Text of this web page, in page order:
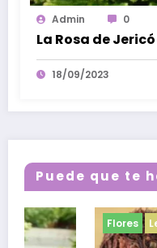
Admin 0
La Rosa de Jericó
18/09/2023
Puede que te
Flores Leyendas